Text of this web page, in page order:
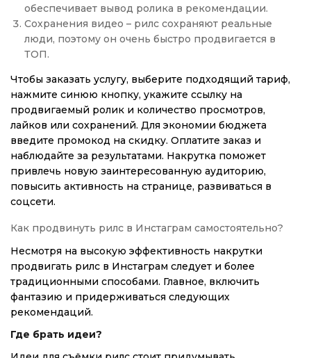
обеспечивает вывод ролика в рекомендации.
Сохранения видео – рилс сохраняют реальные
люди, поэтому он очень быстро продвигается в
ТОП.
Чтобы заказать услугу, выберите подходящий тариф,
нажмите синюю кнопку, укажите ссылку на
продвигаемый ролик и количество просмотров,
лайков или сохранений. Для экономии бюджета
введите промокод на скидку. Оплатите заказ и
наблюдайте за результатами. Накрутка поможет
привлечь новую заинтересованную аудиторию,
повысить активность на странице, развиваться в
соцсети.
Как продвинуть рилс в Инстаграм самостоятельно?
Несмотря на высокую эффективность накрутки
продвигать рилс в Инстаграм следует и более
традиционными способами. Главное, включить
фантазию и придерживаться следующих
рекомендаций.
Где брать идеи?